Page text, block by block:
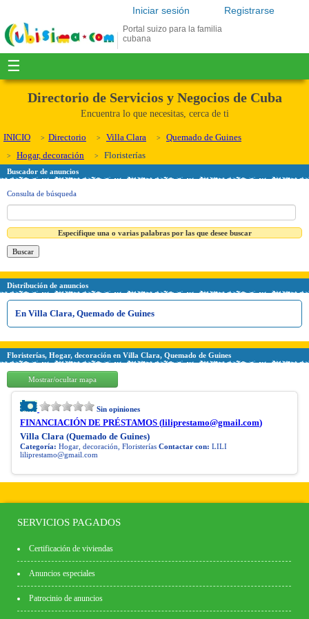
Registrarse
Iniciar sesión
Portal suizo para la familia
cubana
☰
Directorio de Servicios y Negocios de Cuba
Encuentra lo que necesitas, cerca de ti
INICIO Directorio Villa Clara
Quemado de Guines
Hogar, decoración
Floristerías
Buscador de anuncios
Consulta de búsqueda
Especifique una o varias palabras por las que desee buscar
Distribución de anuncios
En Villa Clara, Quemado de Guines
Floristerías, Hogar, decoración en Villa Clara, Quemado de Guines
Mostrar/ocultar mapa
Sin opiniones
FINANCIACIÓN DE PRÉSTAMOS (liliprestamo@gmail.com)
Villa Clara (Quemado de Guines)
Categoría: Hogar, decoración, Floristerías Contactar con: LILI
liliprestamo@gmail.com
SERVICIOS PAGADOS
Certificación de viviendas
Anuncios especiales
Patrocinio de anuncios